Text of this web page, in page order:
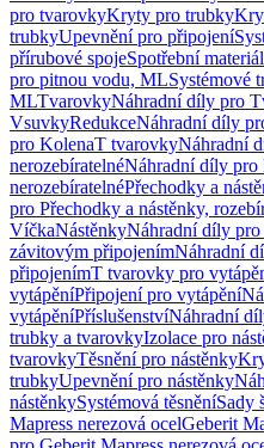
pro tvarovkyKryty pro trubky
trubkyUpevnění pro připojení
přírubové spojeSpotřební materiál
pro pitnou vodu, MLSystémové
MLTvarovkyNáhradní díly pro
VsuvkyRedukceNáhradní díly
pro KolenaT tvarovkyNáhradní
nerozebíratelnéNáhradní díly pro
nerozebíratelnéPřechodky a
pro Přechodky a nástěnky,
VíčkaNástěnkyNáhradní díly pro
závitovým připojenímNáhradní
připojenímT tvarovky pro
vytápěníPřipojení pro vytápění
vytápěníPříslušenstvíNáhradní
trubky a tvarovkyIzolace pro
tvarovkyTěsnění pro nástěnky
trubkyUpevnění pro nástěnky
nástěnkySystémová těsněníSady
Mapress nerezová ocelGeberit